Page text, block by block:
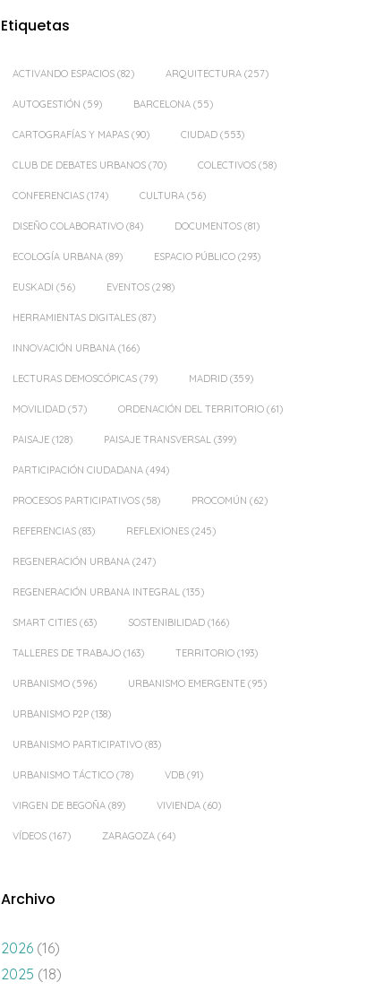
Etiquetas
ACTIVANDO ESPACIOS (82) ARQUITECTURA (257)
AUTOGESTIÓN (59) BARCELONA (55)
CARTOGRAFÍAS Y MAPAS (90) CIUDAD (553)
CLUB DE DEBATES URBANOS (70) COLECTIVOS (58)
CONFERENCIAS (174) CULTURA (56)
DISEÑO COLABORATIVO (84) DOCUMENTOS (81)
ECOLOGÍA URBANA (89) ESPACIO PÚBLICO (293)
EUSKADI (56) EVENTOS (298)
HERRAMIENTAS DIGITALES (87)
INNOVACIÓN URBANA (166)
LECTURAS DEMOSCÓPICAS (79) MADRID (359)
MOVILIDAD (57) ORDENACIÓN DEL TERRITORIO (61)
PAISAJE (128) PAISAJE TRANSVERSAL (399)
PARTICIPACIÓN CIUDADANA (494)
PROCESOS PARTICIPATIVOS (58) PROCOMÚN (62)
REFERENCIAS (83) REFLEXIONES (245)
REGENERACIÓN URBANA (247)
REGENERACIÓN URBANA INTEGRAL (135)
SMART CITIES (63) SOSTENIBILIDAD (166)
TALLERES DE TRABAJO (163) TERRITORIO (193)
URBANISMO (596) URBANISMO EMERGENTE (95)
URBANISMO P2P (138)
URBANISMO PARTICIPATIVO (83)
URBANISMO TÁCTICO (78) VDB (91)
VIRGEN DE BEGOÑA (89) VIVIENDA (60)
VÍDEOS (167) ZARAGOZA (64)
Archivo
2026 (16)
2025 (18)